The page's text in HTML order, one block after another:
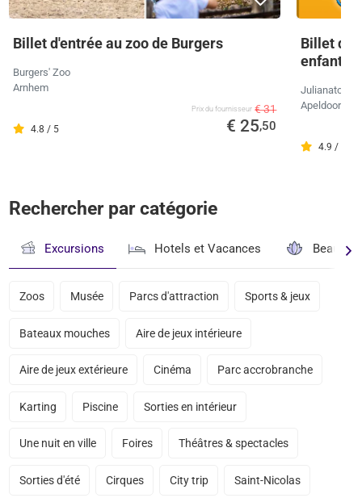
Billet d'entrée au zoo de Burgers
Burgers' Zoo
Arnhem
4.8 / 5
Prix ​​du fournisseur € 31
€ 25,50
Billet
enfants
Julianatoren
Apeldoorn
4.9 / 5
Rechercher par catégorie
Excursions Hotels et Vacances Beauté
Zoos Musée Parcs d'attraction Sports & jeux
Bateaux mouches Aire de jeux intérieure
Aire de jeux extérieure Cinéma Parc accrobranche
Karting Piscine Sorties en intérieur
Une nuit en ville Foires Théâtres & spectacles
Sorties d'été Cirques City trip Saint-Nicolas